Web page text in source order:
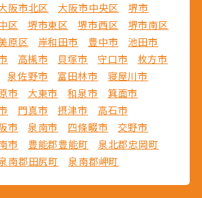
阪市北区 大阪市中央区
堺市
区 堺市東区 堺市西区
堺市南区
原区 岸和田市 豊中市
池田市
高槻市 貝塚市 守口市
枚方市
泉佐野市 富田林市
寝屋川市
市 大東市 和泉市
箕面市
門真市 摂津市
高石市
市 泉南市 四條畷市
交野市
市 豊能郡豊能町
泉北郡忠岡町
南郡田尻町 泉南郡岬町